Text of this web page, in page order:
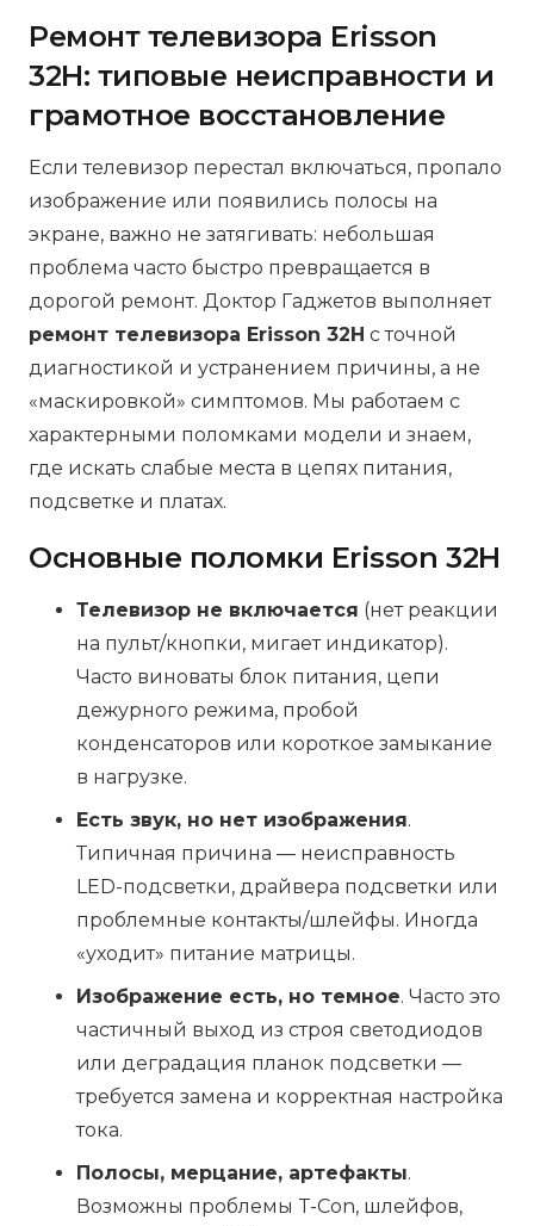
Ремонт телевизора Erisson
32H: типовые неисправности и
грамотное восстановление
Если телевизор перестал включаться, пропало
изображение или появились полосы на
экране, важно не затягивать: небольшая
проблема часто быстро превращается в
дорогой ремонт. Доктор Гаджетов выполняет
ремонт телевизора Erisson 32H с точной
диагностикой и устранением причины, а не
«маскировкой» симптомов. Мы работаем с
характерными поломками модели и знаем,
где искать слабые места в цепях питания,
подсветке и платах.
Основные поломки Erisson 32H
Телевизор не включается (нет реакции
на пульт/кнопки, мигает индикатор).
Часто виноваты блок питания, цепи
дежурного режима, пробой
конденсаторов или короткое замыкание
в нагрузке.
Есть звук, но нет изображения.
Типичная причина — неисправность
LED-подсветки, драйвера подсветки или
проблемные контакты/шлейфы. Иногда
«уходит» питание матрицы.
Изображение есть, но темное. Часто это
частичный выход из строя светодиодов
или деградация планок подсветки —
требуется замена и корректная настройка
тока.
Полосы, мерцание, артефакты.
Возможны проблемы T-Con, шлейфов,